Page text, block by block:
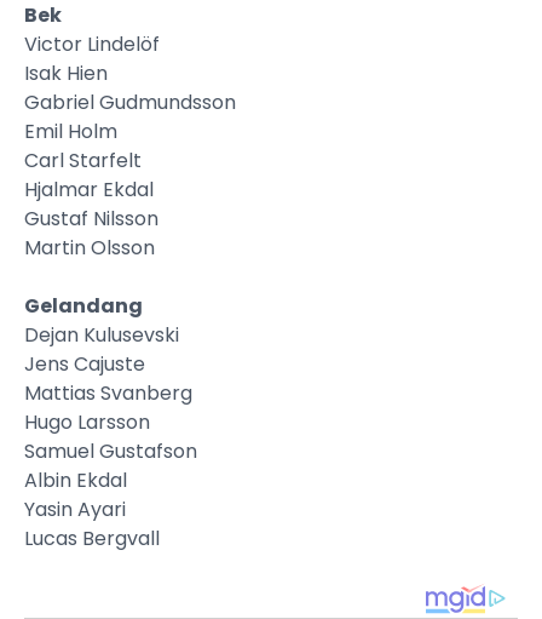
Bek
Victor Lindelöf
Isak Hien
Gabriel Gudmundsson
Emil Holm
Carl Starfelt
Hjalmar Ekdal
Gustaf Nilsson
Martin Olsson
Gelandang
Dejan Kulusevski
Jens Cajuste
Mattias Svanberg
Hugo Larsson
Samuel Gustafson
Albin Ekdal
Yasin Ayari
Lucas Bergvall